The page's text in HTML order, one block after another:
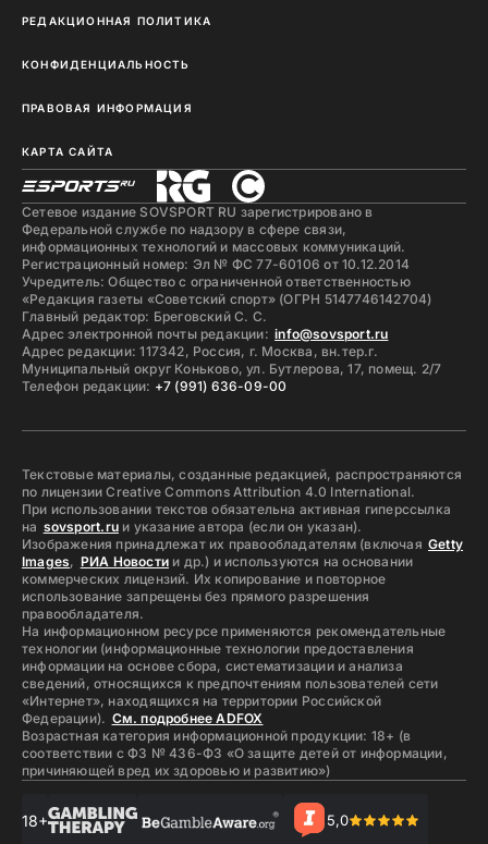
РЕДАКЦИОННАЯ ПОЛИТИКА
КОНФИДЕНЦИАЛЬНОСТЬ
ПРАВОВАЯ ИНФОРМАЦИЯ
КАРТА САЙТА
Сетевое издание SOVSPORT RU зарегистрировано в
Федеральной службе по надзору в сфере связи,
информационных технологий и массовых коммуникаций.
Регистрационный номер: Эл № ФС 77-60106 от 10.12.2014
Учредитель: Общество с ограниченной ответственностью
«Редакция газеты «Советский спорт» (ОГРН 5147746142704)
Главный редактор: Бреговский С. С.
Адрес электронной почты редакции: info@sovsport.ru
Адрес редакции: 117342, Россия, г. Москва, вн.тер.г.
Муниципальный округ Коньково, ул. Бутлерова, 17, помещ. 2/7
Телефон редакции: +7 (991) 636-09-00
Текстовые материалы, созданные редакцией, распространяются
по лицензии Creative Commons Attribution 4.0 International.
При использовании текстов обязательна активная гиперссылка
на sovsport.ruи указание автора (если он указан).
Изображения принадлежат их правообладателям (включая Getty
Images, РИА Новости и др.) и используются на основании
коммерческих лицензий. Их копирование и повторное
использование запрещены без прямого разрешения
правообладателя.
На информационном ресурсе применяются рекомендательные
технологии (информационные технологии предоставления
информации на основе сбора, систематизации и анализа
сведений, относящихся к предпочтениям пользователей сети
«Интернет», находящихся на территории Российской
Федерации). См. подробнее ADFOX
Возрастная категория информационной продукции: 18+ (в
соответствии с ФЗ № 436-ФЗ «О защите детей от информации,
причиняющей вред их здоровью и развитию»)
18+ 5,0